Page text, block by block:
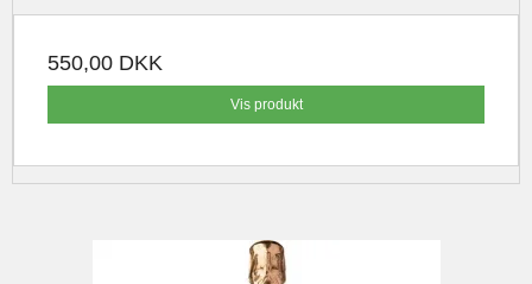
550,00 DKK
Vis produkt